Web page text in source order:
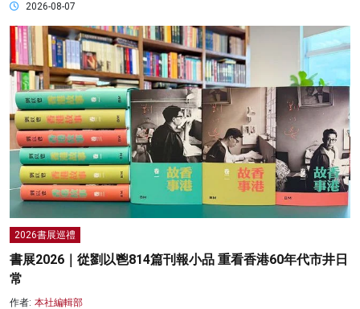
2026-08-07
2026書展巡禮
書展2026｜從劉以鬯814篇刊報小品 重看香港60年代市井日
常
作者: 本社編輯部